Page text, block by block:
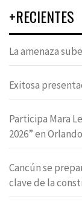
+RECIENTES
La amenaza
Exitosa
Participa Mara
2026” en
Cancún se
clave de la